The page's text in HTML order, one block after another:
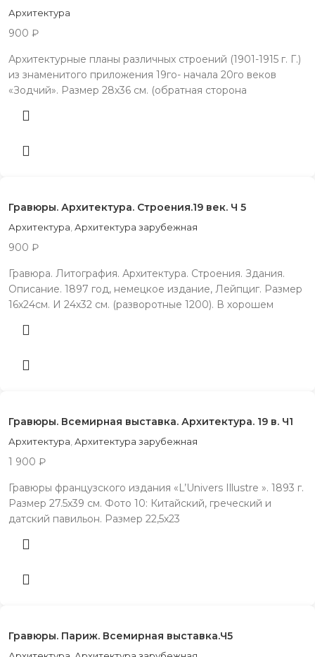
Архитектура
900 ₽
Архитектурные планы различных строений (1901-1915 г. Г.)
из знаменитого приложения 19го- начала 20го веков
«Зодчий». Размер 28х36 см. (обратная сторона
Гравюры. Архитектура. Строения.19 век. Ч 5
Архитектура Архитектура зарубежная
900 ₽
Гравюра. Литография. Архитектура. Строения. Здания.
Описание. 1897 год, немецкое издание, Лейпциг. Размер
16х24см. И 24х32 см. (разворотные 1200). В хорошем
Гравюры. Всемирная выставка. Архитектура. 19 в. Ч1
Архитектура Архитектура зарубежная
1 900 ₽
Гравюры французского издания «L’Univers Illustre ». 1893 г.
Размер 27.5х39 см. Фото 10: Китайский, греческий и
датский павильон. Размер 22,5х23
Гравюры. Париж. Всемирная выставка.Ч5